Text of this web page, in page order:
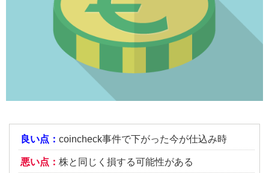
良い点： coincheck事件で下がった今が仕込み時
悪い点： 株と同じく損する可能性がある